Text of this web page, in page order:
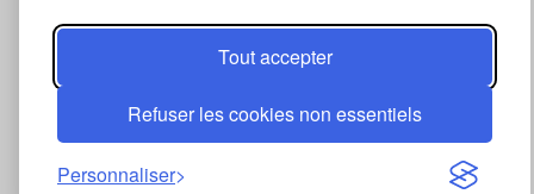
Tout accepter
Refuser les cookies non essentiels
Personnaliser